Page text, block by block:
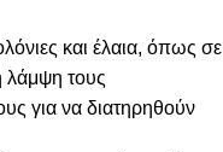
και έλαια, όπως σε
λάμψη τους
για να διατηρηθούν